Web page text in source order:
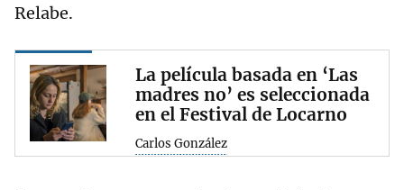
Relabe.
La película basada en ‘Las
madres no’ es seleccionada
en el Festival de Locarno
Carlos González